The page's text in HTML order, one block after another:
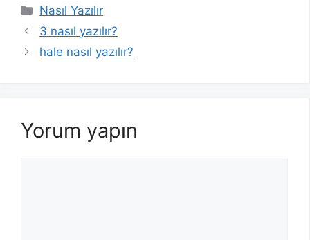
Kategoriler
Nasıl Yazılır
3 nasıl yazılır?
hale nasıl yazılır?
Yorum yapın